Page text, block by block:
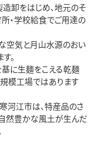
卸をはじめ、地元のそ
・学校給食でご用達の
空気と月山水源のおい
。
に生麺をこえる乾麺
模工場ではあります
河江市は、特産品のさ
然豊かな風土が生んだ